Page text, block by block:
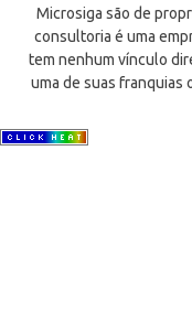
Microsiga são de
consultoria é uma
tem nenhum vínculo
uma de suas franquias